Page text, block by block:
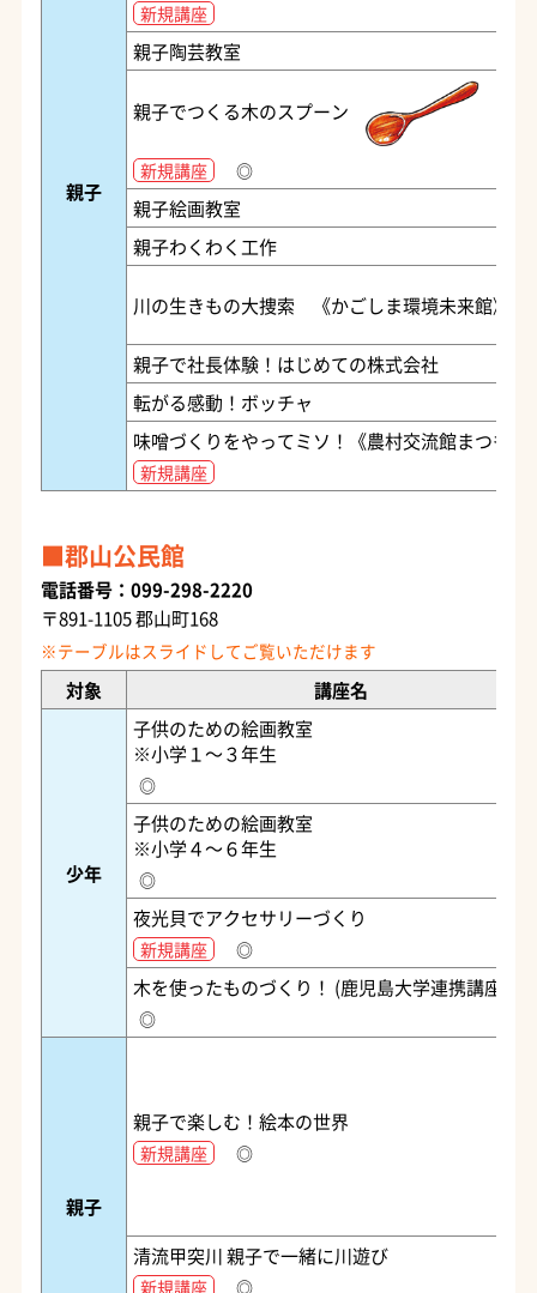
親子
新規講座
親子陶芸教室
親子でつくる木のスプーン
新規講座 ◎
親子絵画教室
親子わくわく工作
川の生きもの大捜索 《かごしま環境未来館》
親子で社長体験！はじめての株式会社
転がる感動！ボッチャ
味噌づくりをやってミソ！《農村交流館まつもと
新規講座
郡山公民館
電話番号：099-298-2220
〒891-1105 郡山町168
対象 講座名
少年
子供のための絵画教室
※小学１～３年生
◎
子供のための絵画教室
※小学４～６年生
◎
夜光貝でアクセサリーづくり
新規講座 ◎
木を使ったものづくり！ (鹿児島大学連携講座)
◎
親子
親子で楽しむ！絵本の世界
新規講座 ◎
清流甲突川 親子で一緒に川遊び
新規講座 ◎